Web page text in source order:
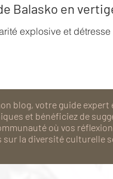
Balasko en
explosive et
blog, votre guide expert
et bénéficiez de
où vos
la diversité culturelle